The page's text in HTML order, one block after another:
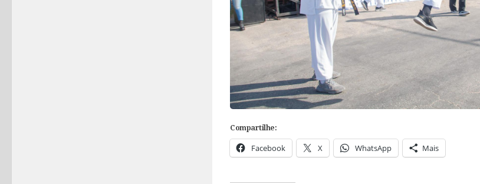
Compartilhe:
Facebook X WhatsApp Mais